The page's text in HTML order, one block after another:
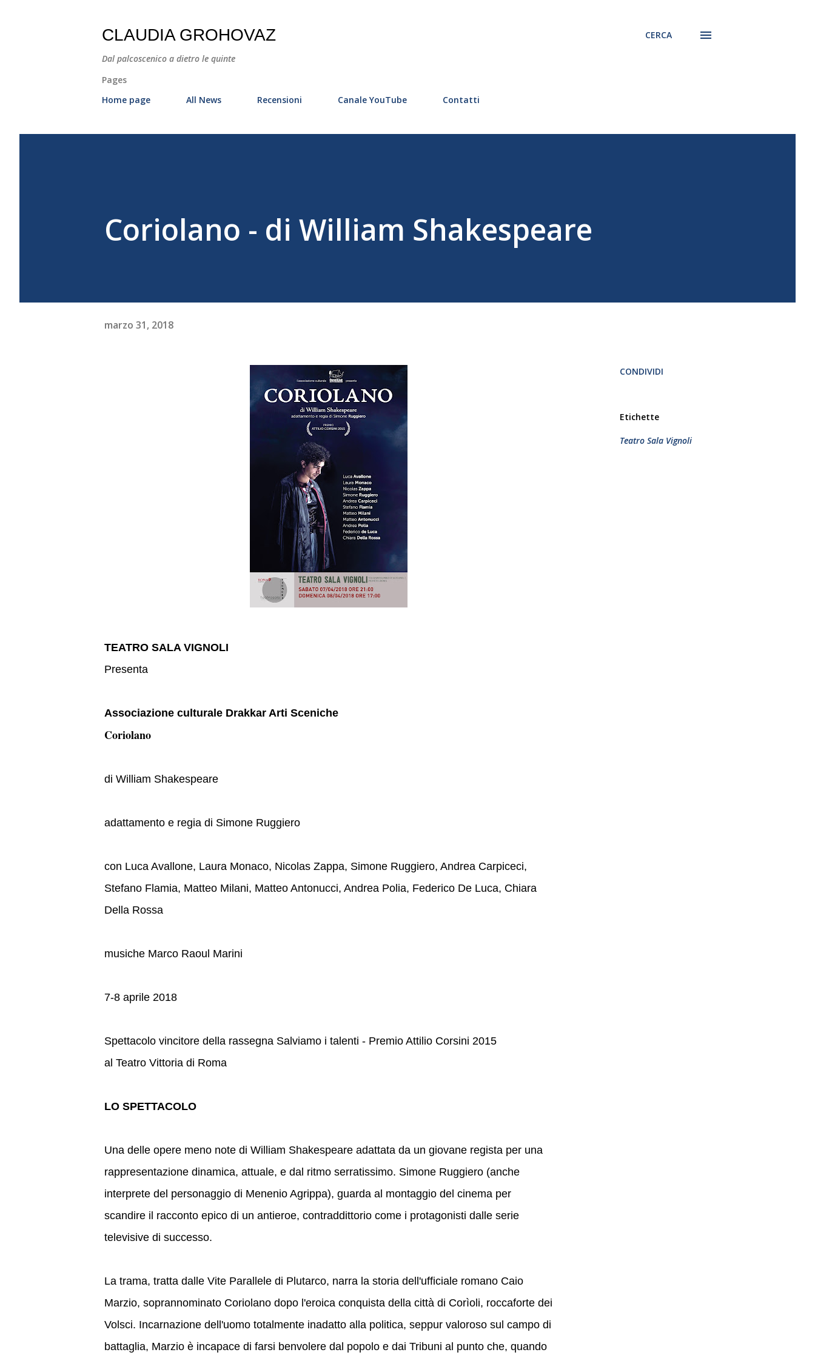
CLAUDIA GROHOVAZ
Dal palcoscenico a dietro le quinte
CERCA
Pages
Home page
All News Recensioni Canale YouTube Contatti
Coriolano - di William Shakespeare
marzo 31, 2018
TEATRO SALA VIGNOLI
Presenta
Associazione culturale Drakkar Arti Sceniche
Coriolano
di William Shakespeare
adattamento e regia di Simone Ruggiero
con Luca Avallone, Laura Monaco, Nicolas Zappa, Simone Ruggiero, Andrea Carpiceci,
Stefano Flamia, Matteo Milani, Matteo Antonucci, Andrea Polia, Federico De Luca, Chiara
Della Rossa
musiche Marco Raoul Marini
7-8 aprile 2018
Spettacolo vincitore della rassegna Salviamo i talenti - Premio Attilio Corsini 2015
al Teatro Vittoria di Roma
LO SPETTACOLO
Una delle opere meno note di William Shakespeare adattata da un giovane regista per una
rappresentazione dinamica, attuale, e dal ritmo serratissimo. Simone Ruggiero (anche
interprete del personaggio di Menenio Agrippa), guarda al montaggio del cinema per
scandire il racconto epico di un antieroe, contraddittorio come i protagonisti dalle serie
televisive di successo.
La trama, tratta dalle Vite Parallele di Plutarco, narra la storia dell'ufficiale romano Caio
Marzio, soprannominato Coriolano dopo l'eroica conquista della città di Corìoli, roccaforte dei
Volsci. Incarnazione dell'uomo totalmente inadatto alla politica, seppur valoroso sul campo di
battaglia, Marzio è incapace di farsi benvolere dal popolo e dai Tribuni al punto che, quando
CONDIVIDI
Etichette
Teatro Sala Vignoli